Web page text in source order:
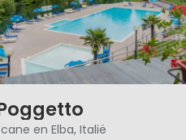
en Elba, Italië